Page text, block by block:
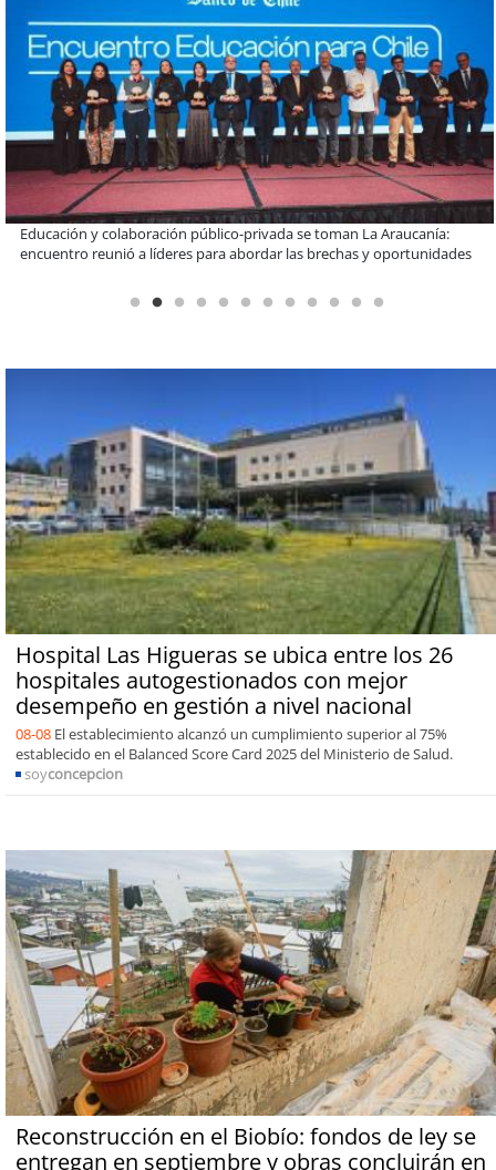
Claves para comprar electrodomésticos durante el Black Sale
Hospital Las Higueras se ubica entre los 26
hospitales autogestionados con mejor
desempeño en gestión a nivel nacional
08-08 El establecimiento alcanzó un cumplimiento superior al 75%
establecido en el Balanced Score Card 2025 del Ministerio de Salud.
soyconcepcion
Reconstrucción en el Biobío: fondos de ley se
entregan en septiembre y obras concluirán en